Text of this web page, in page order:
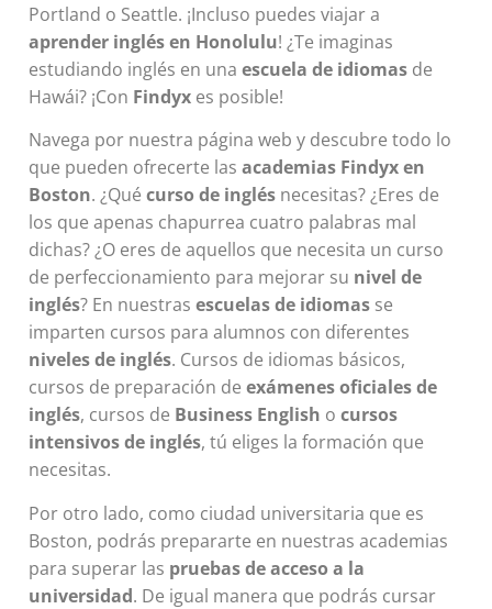
Portland o Seattle. ¡Incluso puedes viajar a
aprender inglés en Honolulu! ¿Te imaginas
estudiando inglés en unaescuela de idiomas de
Hawái? ¡Con Findyx es posible!
Navega por nuestra página web y descubre todo lo
que pueden ofrecerte lasacademias Findyx en
Boston. ¿Quécurso de inglés necesitas? ¿Eres de
los que apenas chapurrea cuatro palabras mal
dichas? ¿O eres de aquellos que necesita un curso
de perfeccionamiento para mejorar su nivel de
inglés? En nuestrasescuelas de idiomas se
imparten cursos para alumnos con diferentes
niveles de inglés. Cursos de idiomas básicos,
cursos de preparación deexámenes oficiales de
inglés, cursos de Business English ocursos
intensivos de inglés, tú eliges la formación que
necesitas.
Por otro lado, como ciudad universitaria que es
Boston, podrás prepararte en nuestras academias
para superar las pruebas de acceso a la
universidad. De igual manera que podrás cursar